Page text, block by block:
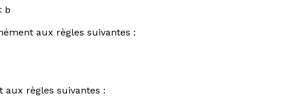
b
aux règles suivantes :
règles suivantes :